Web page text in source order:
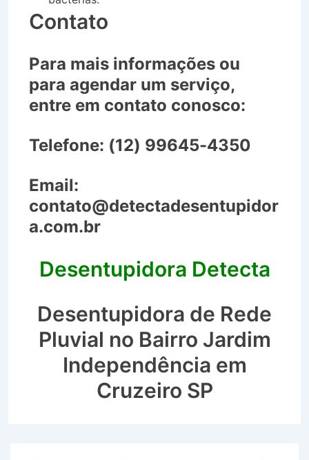
Contato
Para mais informações ou
para agendar um serviço,
entre em contato conosco:
Telefone: (12) 99645-4350
Email:
contato@detectadesentupidor
a.com.br
Desentupidora Detecta
Desentupidora de Rede
Pluvial no Bairro Jardim
Independência em
Cruzeiro SP